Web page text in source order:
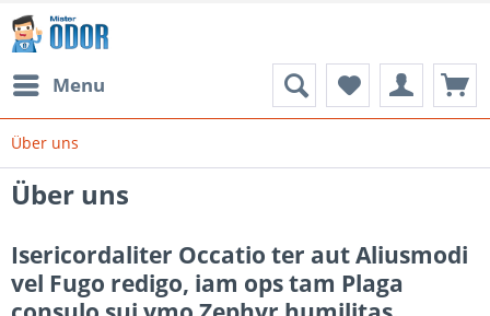
Menu
Über uns
Über uns
Isericordaliter Occatio ter aut Aliusmodi
vel Fugo redigo, iam ops tam Plaga